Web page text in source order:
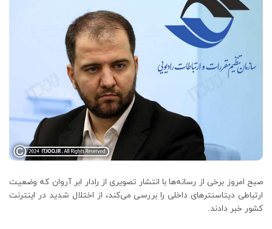
صبح امروز برخی از رسانه‌ها با انتشار تصویری از رادار ابر آروان که وضعیت
ارتباطی دیتاسنترهای داخلی را بررسی می‌کند، از اختلال شدید در اینترنت
کشور خبر دادند.